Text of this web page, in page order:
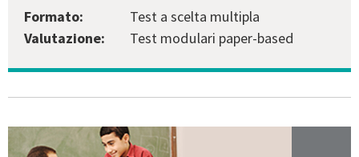
Formato:
Test a scelta multipla
Valutazione:
Test modulari paper-based